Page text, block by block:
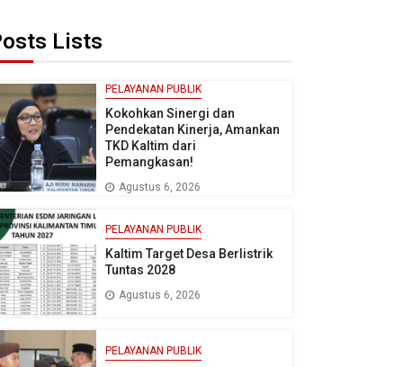
Lists
PELAYANAN PUBLIK
Kokohkan Sinergi dan
Pendekatan Kinerja, Amankan
TKD Kaltim dari
Pemangkasan!
Agustus 6, 2026
PELAYANAN PUBLIK
Kaltim Target Desa Berlistrik
Tuntas 2028
Agustus 6, 2026
PELAYANAN PUBLIK